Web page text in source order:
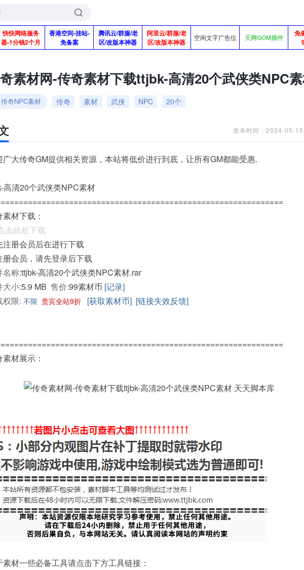
快快网络服务
器-1分钱2个月
香港空间-挂站-
免备案
腾讯云/群服/老
区/改版本神器
阿里云/群服/老
区/改版本神器
空闲文字广告位 天网GOM插件
免
素材网-传奇素材下载ttjbk-高清20个武侠类NPC
传奇NPC素材 传奇 素材 武侠 NPC 20个
发布时间：2024-05-15
广大传奇GM提供相关资源，本站将低价进行到底，让所有GM都能受惠.
高清20个武侠类NPC素材
材下载：
击此处下载
注册会员后在进行下载
册会员，请先登录后下载
名称:ttjbk-高清20个武侠类NPC素材.rar
大小:5.9 MB 售价:99素材币 [记录]
权限: 不限 贵宾全站9折 [获取素材币] [链接失效反馈]
材展示：
素材一些必备工具请点击下方工具链接：